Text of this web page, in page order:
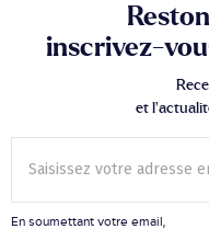
inscrivez-
et
En soumettant votre email,